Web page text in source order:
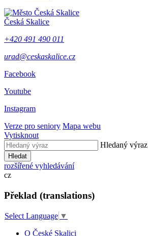
Česká Skalice
+420 491 490 011
urad@ceskaskalice.cz
Facebook
Youtube
Instagram
Verze pro seniory Mapa webu
Vytisknout
Hledaný výraz
Hledat
rozšířené vyhledávání
cz
Překlad (translations)
Select Language ▼
O České Skalici